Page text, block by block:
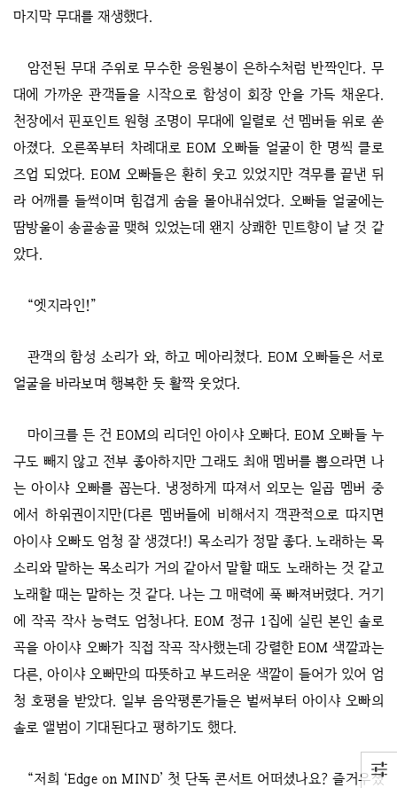
마지막 무대를 재생했다.
암전된 무대 주위로 무수한 응원봉이 은하수처럼 반짝인다. 무
대에 가까운 관객들을 시작으로 함성이 회장 안을 가득 채운다.
천장에서 핀포인트 원형 조명이 무대에 일렬로 선 멤버들 위로 쏟
아졌다. 오른쪽부터 차례대로 EOM 오빠들 얼굴이 한 명씩 클로
즈업 되었다. EOM 오빠들은 환히 웃고 있었지만 격무를 끝낸 뒤
라 어깨를 들썩이며 힘겹게 숨을 몰아내쉬었다. 오빠들 얼굴에는
땀방울이 송골송골 맺혀 있었는데 왠지 상쾌한 민트향이 날 것 같
았다.
“엣지라인!”
관객의 함성 소리가 와, 하고 메아리쳤다. EOM 오빠들은 서로
얼굴을 바라보며 행복한 듯 활짝 웃었다.
마이크를 든 건 EOM의 리더인 아이샤 오빠다. EOM 오빠들 누
구도 빼지 않고 전부 좋아하지만 그래도 최애 멤버를 뽑으라면 나
는 아이샤 오빠를 꼽는다. 냉정하게 따져서 외모는 일곱 멤버 중
에서 하위권이지만(다른 멤버들에 비해서지 객관적으로 따지면
아이샤 오빠도 엄청 잘 생겼다!) 목소리가 정말 좋다. 노래하는 목
소리와 말하는 목소리가 거의 같아서 말할 때도 노래하는 것 같고
노래할 때는 말하는 것 같다. 나는 그 매력에 푹 빠져버렸다. 거기
에 작곡 작사 능력도 엄청나다. EOM 정규 1집에 실린 본인 솔로
곡을 아이샤 오빠가 직접 작곡 작사했는데 강렬한 EOM 색깔과는
다른, 아이샤 오빠만의 따뜻하고 부드러운 색깔이 들어가 있어 엄
청 호평을 받았다. 일부 음악평론가들은 벌써부터 아이샤 오빠의
솔로 앨범이 기대된다고 평하기도 했다.
“저희 ‘Edge on MIND’ 첫 단독 콘서트 어떠셨나요? 즐거우셨